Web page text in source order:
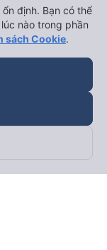
định. Bạn có thể
nào trong phần
sách Cookie.